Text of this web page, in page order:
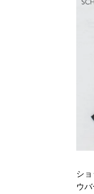
シ
ウ